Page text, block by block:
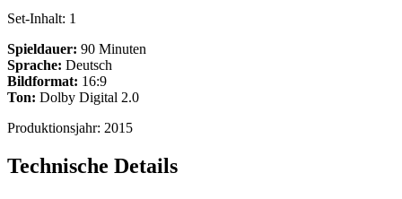
Set-Inhalt: 1
Spieldauer: 90 Minuten
Sprache: Deutsch
Bildformat: 16:9
Ton: Dolby Digital 2.0
Produktionsjahr: 2015
Technische Details